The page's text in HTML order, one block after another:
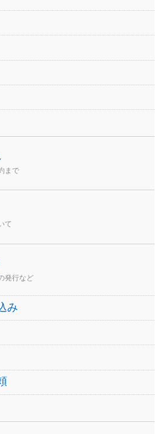
まで
て
発行など
み